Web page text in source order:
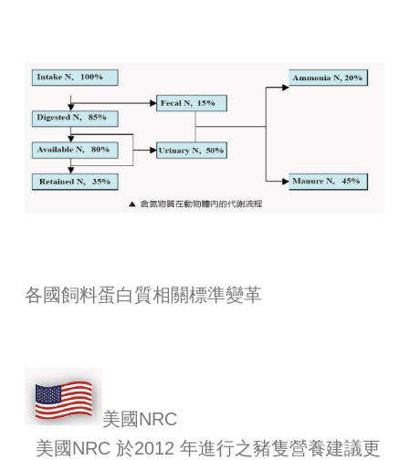
各國飼料蛋白質相關標準變革
美國NRC
美國NRC 於2012 年進行之豬隻營養建議更